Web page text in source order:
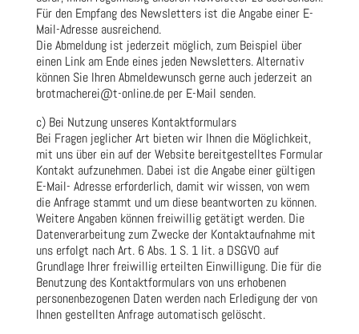
Für den Empfang des Newsletters ist die Angabe einer E-
Mail-Adresse ausreichend.
Die Abmeldung ist jederzeit möglich, zum Beispiel über
einen Link am Ende eines jeden Newsletters. Alternativ
können Sie Ihren Abmeldewunsch gerne auch jederzeit an
brotmacherei@t-online.de per E-Mail senden.
c) Bei Nutzung unseres Kontaktformulars
Bei Fragen jeglicher Art bieten wir Ihnen die Möglichkeit,
mit uns über ein auf der Website bereitgestelltes Formular
Kontakt aufzunehmen. Dabei ist die Angabe einer gültigen
E-Mail- Adresse erforderlich, damit wir wissen, von wem
die Anfrage stammt und um diese beantworten zu können.
Weitere Angaben können freiwillig getätigt werden. Die
Datenverarbeitung zum Zwecke der Kontaktaufnahme mit
uns erfolgt nach Art. 6 Abs. 1 S. 1 lit. a DSGVO auf
Grundlage Ihrer freiwillig erteilten Einwilligung. Die für die
Benutzung des Kontaktformulars von uns erhobenen
personenbezogenen Daten werden nach Erledigung der von
Ihnen gestellten Anfrage automatisch gelöscht.